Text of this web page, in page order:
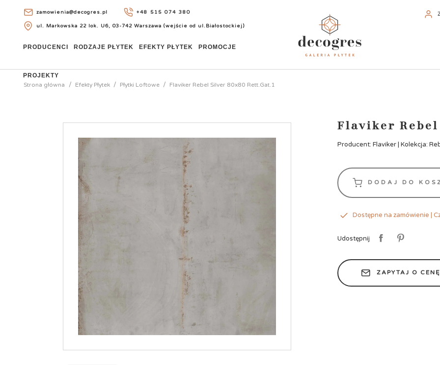
zamowienia@decogres.pl +48 515 074 380
ul. Markowska 22 lok. U6, 03-742 Warszawa (wejście od ul.Białostockiej)
PRODUCENCI RODZAJE PŁYTEK EFEKTY PŁYTEK PROMOCJE
PROJEKTY
Strona główna
Efekty Płytek Płytki Loftowe Flaviker Rebel Silver 80x80 Rett.Gat.1
Flaviker
Producent: Flaviker | Kolekcja:
DODAJ DO
Dostępne na zamówienie |
Udostępnij
ZAPYTAJ O CENĘ